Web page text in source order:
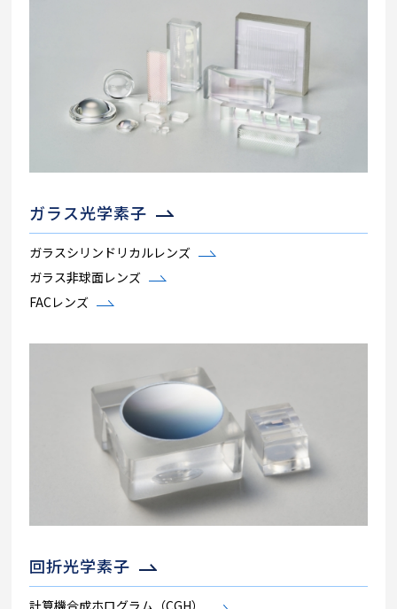
ガラス光学素子
ガラスシリンドリカルレンズ
ガラス非球面レンズ
FACレンズ
回折光学素子